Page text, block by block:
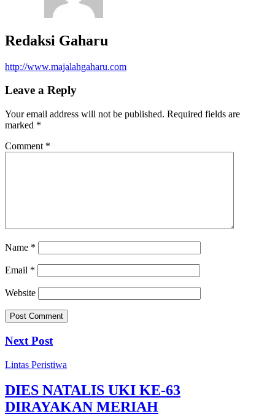
Redaksi Gaharu
http://www.majalahgaharu.com
Leave a Reply
Your email address will not be published. Required fields are
marked *
Comment *
Name *
Email *
Website
Next Post
Lintas Peristiwa
DIES NATALIS UKI KE-63
DIRAYAKAN MERIAH